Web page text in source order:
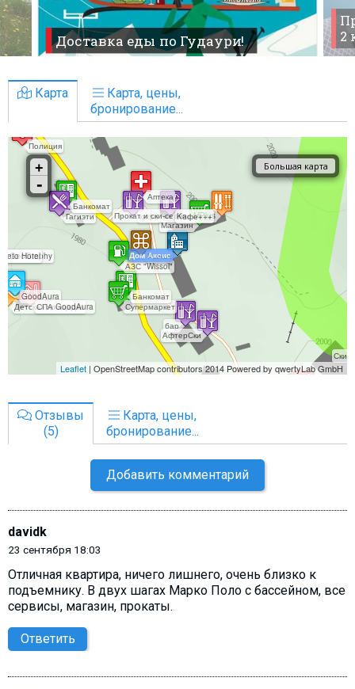
Доставка еды по Гудаури!
2
Карта
Карта, цены,
бронирование...
Отзывы
(5)
Карта, цены,
бронирование...
Добавить комментарий
davidk
23 сентября 18:03
Отличная квартира, ничего лишнего, очень близко к
подъемнику. В двух шагах Марко Поло с бассейном, все
сервисы, магазин, прокаты.
Ответить